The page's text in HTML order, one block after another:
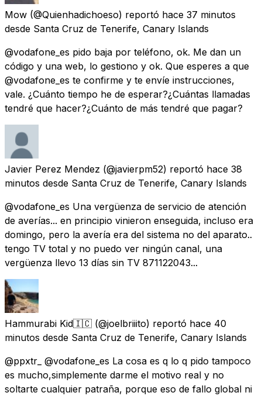
Mow (@Quienhadichoeso) reportó hace 37 minutos
desde Santa Cruz de Tenerife, Canary Islands
@vodafone_es pido baja por teléfono, ok. Me dan un
código y una web, lo gestiono y ok. Que esperes a que
@vodafone_es te confirme y te envíe instrucciones,
vale. ¿Cuánto tiempo he de esperar?¿Cuántas llamadas
tendré que hacer?¿Cuánto de más tendré que pagar?
Javier Perez Mendez (@javierpm52) reportó hace 38
minutos desde Santa Cruz de Tenerife, Canary Islands
@vodafone_es Una vergüenza de servicio de atención
de averías... en principio vinieron enseguida, incluso era
domingo, pero la avería era del sistema no del aparato..
tengo TV total y no puedo ver ningún canal, una
vergüenza llevo 13 días sin TV 871122043...
Hammurabi Kid🇮🇨 (@joelbriiito) reportó hace 40
minutos desde Santa Cruz de Tenerife, Canary Islands
@ppxtr_ @vodafone_es La cosa es q lo q pido tampoco
es mucho,simplemente darme el motivo real y no
soltarte cualquier patraña, porque eso de fallo global ni